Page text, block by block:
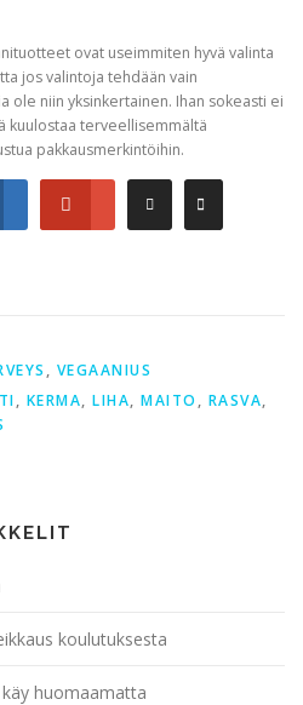
ovat useimmiten hyvä valinta
jos valintoja tehdään vain
ole niin yksinkertainen. Ihan sokeasti ei
kuulostaa terveellisemmältä
pakkausmerkintöihin.
, VEGAANIUS
, KERMA, LIHA, MAITO , RASVA,
koulutuksesta
huomaamatta